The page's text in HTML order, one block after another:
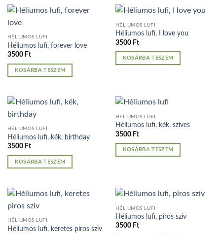
HÉLIUMOS LUFI
Héliumos lufi, forever love
3500 Ft
KOSÁRBA TESZEM
HÉLIUMOS LUFI
Héliumos lufi, I love you
3500 Ft
KOSÁRBA TESZEM
HÉLIUMOS LUFI
Héliumos lufi, kék, birthday
3500 Ft
KOSÁRBA TESZEM
HÉLIUMOS LUFI
Héliumos lufi, kék, szíves
3500 Ft
KOSÁRBA TESZEM
HÉLIUMOS LUFI
Héliumos lufi, keretes piros szív
HÉLIUMOS LUFI
Héliumos lufi, piros szív
3500 Ft